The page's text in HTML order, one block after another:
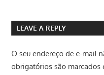
LEAVE A REPLY
O seu endereço de e-mail
obrigatórios são marcados